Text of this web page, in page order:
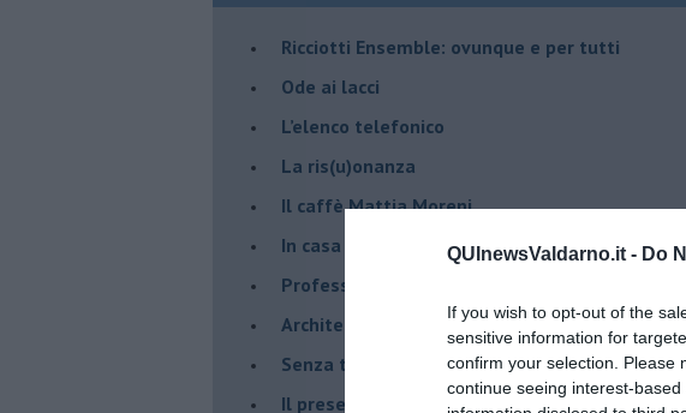
QUInewsValdarno.it - Do
If you wish to opt-out of the
sensitive information for
confirm your selection. Please
continue seeing interest-
​Ricciotti Ensemble: ovunque e per tutti
Ode ai lacci
​L’elenco telefonico
​La ris(u)onanza
​Il caffè Mattia Moreni
​In casa ho una macchina del tempo
Professione: reporter
Architettura che abbaglia
​Senza tasche, un po’ come me
​Il presepe di San Martino